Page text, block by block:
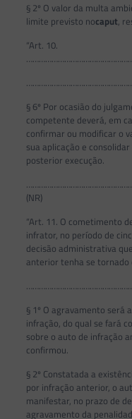
§ 2º O valor da multa
limite previsto nocaput,
“Art. 10.
§ 6º Por ocasião do
competente deverá, em
confirmar ou modificar o
sua aplicação e
posterior execução.
(NR)
“Art. 11. O cometimento
infrator, no período de
decisão administrativa
anterior tenha se
§ 1º O agravamento será
infração, do qual se fará
sobre o auto de infração
confirmou.
§ 2º Constatada a
por infração anterior, o
manifestar, no prazo de
agravamento da